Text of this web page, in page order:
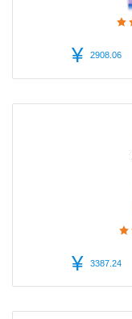
¥ 2908.06
¥ 3387.24